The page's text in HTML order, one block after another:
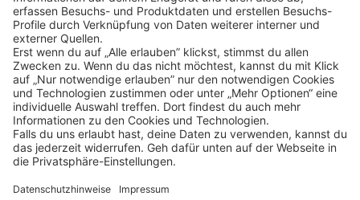
Klickehier, um alle offenen Jobs zu sehen.
Impressum Datenschutz
Privatsphäre-Einstellungen
FAQ
Veranstaltungen
Sitemap